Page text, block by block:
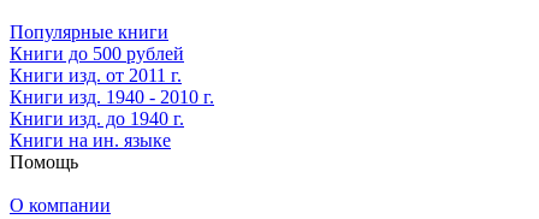
Популярные книги
Книги до 500 рублей
Книги изд. от 2011 г.
Книги изд. 1940 - 2010 г.
Книги изд. до 1940 г.
Книги на ин. языке
Помощь
О компании